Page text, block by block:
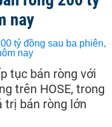
nay
tục bán ròng với
trên HOSE, trong
trị bán ròng lớn